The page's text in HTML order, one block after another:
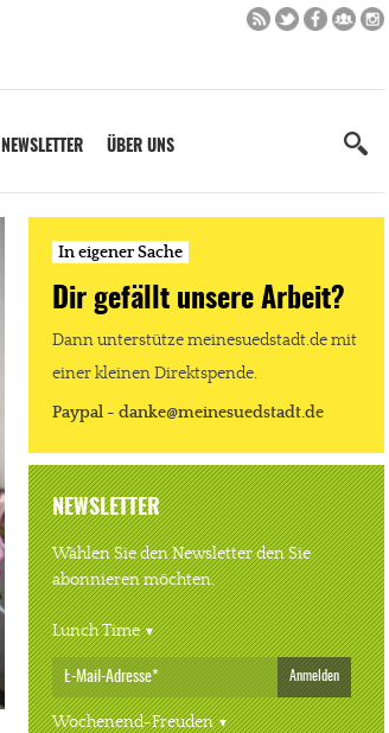
NEWSLETTER ÜBER UNS
In eigener Sache
Dir gefällt unsere Arbeit?
Dann unterstütze meinesuedstadt.de mit
einer kleinen Direktspende.
Paypal - danke@meinesuedstadt.de
NEWSLETTER
Wählen Sie den Newsletter den Sie
abonnieren möchten.
Lunch Time
Anmelden
Wochenend-Freuden